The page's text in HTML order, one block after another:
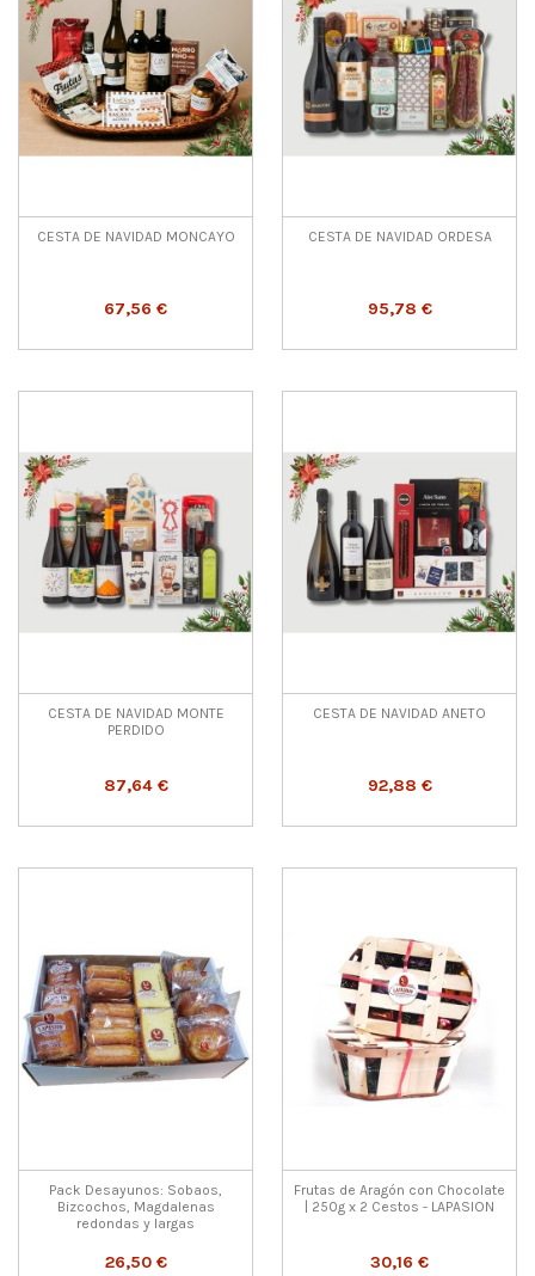
CESTA DE NAVIDAD MONCAYO
67,56 €
CESTA DE NAVIDAD ORDESA
95,78 €
CESTA DE NAVIDAD MONTE
PERDIDO
87,64 €
CESTA DE NAVIDAD ANETO
92,88 €
Pack Desayunos: Sobaos,
Bizcochos, Magdalenas
redondas y largas
26,50 €
Frutas de Aragón con Chocolate
| 250g x 2 Cestos - LAPASION
30,16 €